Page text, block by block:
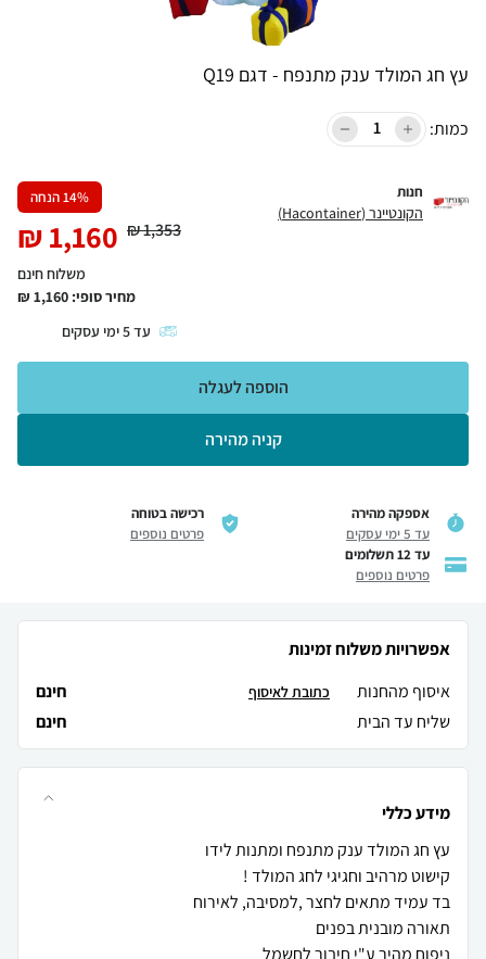
עץ חג המולד ענק מתנפח - דגם Q19
כמות:
חנות
הקונטיינר (Hacontainer)
14% הנחה
1,353
₪
1,160
₪
משלוח חינם
מחיר סופי: 1,160
₪
עד5ימי עסקים
קניה מהירה
הוספה לעגלה
אספקה מהירה
עד 5 ימי עסקים
רכישה בטוחה
פרטים נוספים
עד 12 תשלומים
פרטים נוספים
אפשרויות משלוח זמינות
איסוף מהחנות
חינם כתובת לאיסוף
שליח עד הבית חינם
מידע כללי